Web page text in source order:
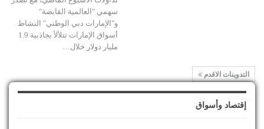
سهمي "العالمية القابضة"
و"الإمارات دبي الوطني" النشاط
أسواق الإمارات تتلألأ بجاذبية 1.9
مليار دولار خلال…
التدوينات الاقدم
إقتصاد وأسواق